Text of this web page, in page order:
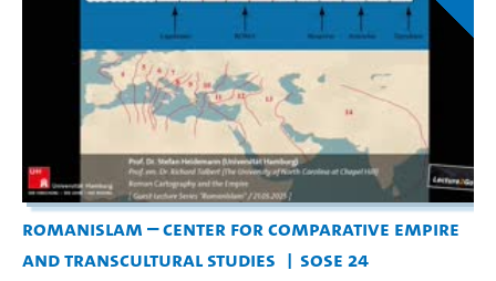
RomanIslam – Center for Comparative Empire
and Transcultural Studies
SoSe 24